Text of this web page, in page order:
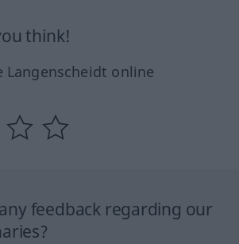
think!
Langenscheidt online
feedback regarding our